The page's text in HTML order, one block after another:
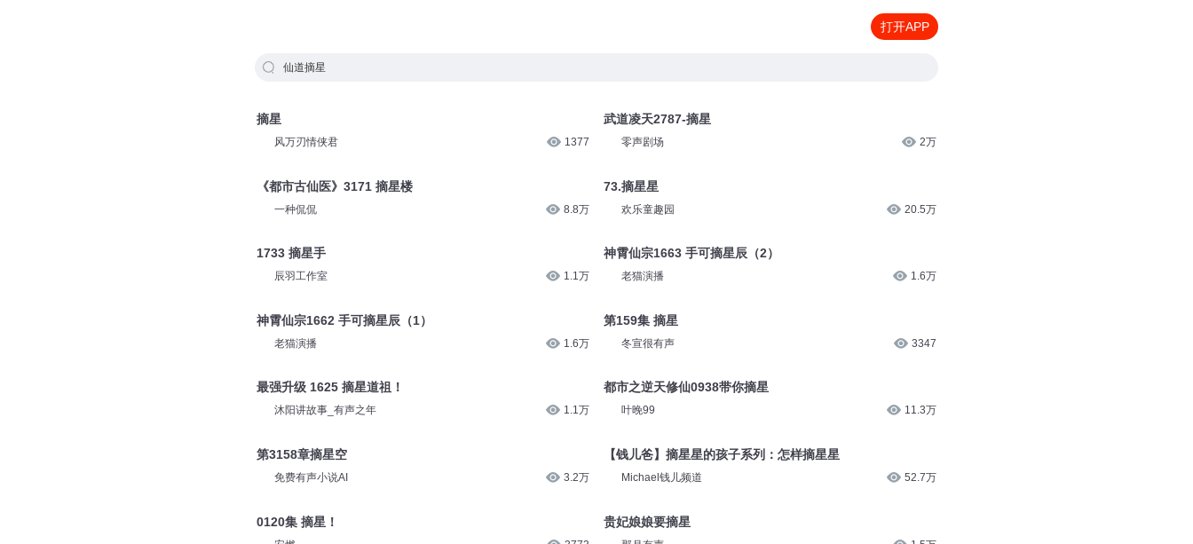
打开APP
仙道摘星
摘星
风万刃情侠君 1377
《都市古仙医》3171 摘星楼
一种侃侃 8.8万
1733 摘星手
辰羽工作室 1.1万
神霄仙宗1662 手可摘星辰（1）
老猫演播 1.6万
最强升级 1625 摘星道祖！
沐阳讲故事_有声之年 1.1万
第3158章摘星空
免费有声小说AI 3.2万
0120集 摘星！
武道凌天2787-摘星
零声剧场 2万
73.摘星星
欢乐童趣园 20.5万
神霄仙宗1663 手可摘星辰（2）
老猫演播 1.6万
第159集 摘星
冬宣很有声 3347
都市之逆天修仙0938带你摘星
叶晚99 11.3万
【钱儿爸】摘星星的孩子系列：怎样摘星星
Michael钱儿频道 52.7万
贵妃娘娘要摘星